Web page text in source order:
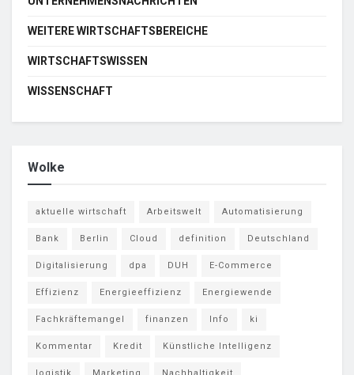
WEITERE WIRTSCHAFTSBEREICHE
WIRTSCHAFTSWISSEN
WISSENSCHAFT
Wolke
aktuelle wirtschaft Arbeitswelt Automatisierung
Bank Berlin Cloud definition Deutschland
Digitalisierung dpa DUH E-Commerce
Effizienz Energieeffizienz Energiewende
Fachkräftemangel finanzen Info ki
Kommentar Kredit Künstliche Intelligenz
logistik Marketing Nachhaltigkeit